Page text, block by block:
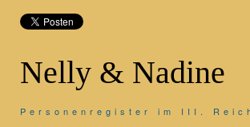
Nelly & Nadine
Personenregister im III.